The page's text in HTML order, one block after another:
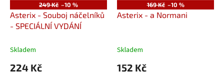
249 Kč –10 %
Asterix - Souboj náčelníků
- SPECIÁLNÍ VYDÁNÍ
Skladem
224 Kč
169 Kč –10 %
Asterix - a Normani
Skladem
152 Kč